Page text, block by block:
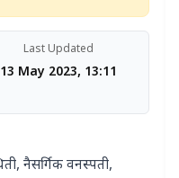
Last Updated
13 May 2023, 13:11